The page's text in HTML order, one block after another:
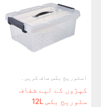
اسٹوریج بکس صاف کریں۔
کپڑوں کے لیے شفاف
سٹوریج بکس 12L